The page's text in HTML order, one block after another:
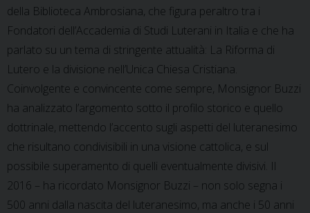
della Biblioteca Ambrosiana, che figura peraltro tra i
Fondatori dell’Accademia di Studi Luterani in Italia e che ha
parlato su un tema di stringente attualità: La Riforma di
Lutero e la divisione nell’Unica Chiesa Cristiana.
Coinvolgente e convincente come sempre, Monsignor Buzzi
ha analizzato l’argomento sotto il profilo storico e quello
dottrinale, mettendo l’accento sugli aspetti del luteranesimo
che risultano condivisibili in una visione cattolica, e sul
possibile superamento di quelli eventualmente divisivi. Il
2016 – ha ricordato Monsignor Buzzi – non solo segna i
500 anni dalla nascita del luteranesimo, ma anche i 50 anni